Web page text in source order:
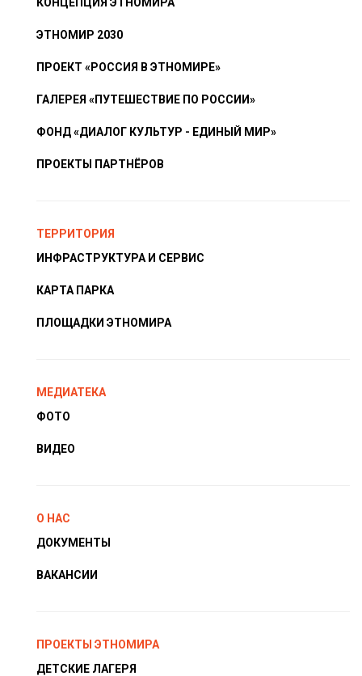
ЭТНОМИР 2030
ПРОЕКТ «РОССИЯ В ЭТНОМИРЕ»
ГАЛЕРЕЯ «ПУТЕШЕСТВИЕ ПО РОССИИ»
ФОНД «ДИАЛОГ КУЛЬТУР - ЕДИНЫЙ МИР»
ПРОЕКТЫ ПАРТНЁРОВ
ТЕРРИТОРИЯ
ИНФРАСТРУКТУРА И СЕРВИС
КАРТА ПАРКА
ПЛОЩАДКИ ЭТНОМИРА
МЕДИАТЕКА
ФОТО
ВИДЕО
О НАС
ДОКУМЕНТЫ
ВАКАНСИИ
ПРОЕКТЫ ЭТНОМИРА
ДЕТСКИЕ ЛАГЕРЯ